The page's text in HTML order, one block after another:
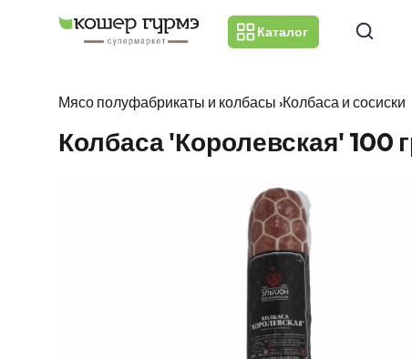
Каталог
Мясо полуфабрикаты и колбасы ›Колбаса и сосиски
Колбаса 'Королевская' 100